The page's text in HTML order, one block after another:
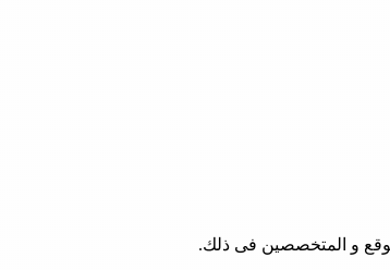
و المتخصصين فى ذلك.